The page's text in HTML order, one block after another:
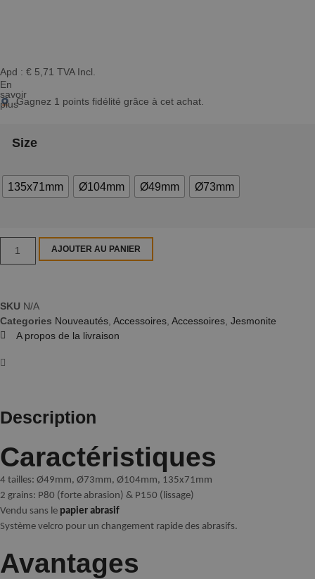
Apd : € 5,71 TVA Incl.
En
savoir
plusGagnez 1 points fidélité grâce à cet achat.
Size
135x71mm Ø104mm Ø49mm Ø73mm
AJOUTER AU PANIER
SKU N/A
Categories Nouveautés Accessoires Accessoires Jesmonite
A propos de la livraison
Description
Caractéristiques
4 tailles: Ø49mm, Ø73mm, Ø104mm, 135x71mm
2 grains: P80 (forte abrasion) & P150 (lissage)
Vendu sans le papier abrasif
Système velcro pour un changement rapide des abrasifs.
Avantages